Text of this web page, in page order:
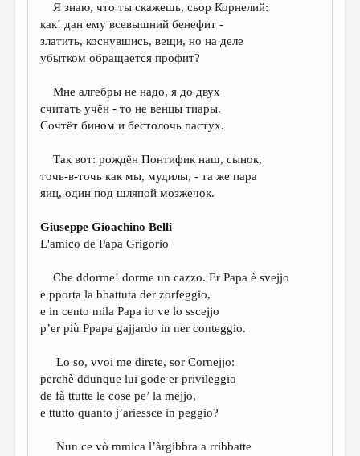
МАЛАЯ ПРОЗА
ЭССЕИСТИКА
ЛИТЕРАТУРОВЕДЕНИЕ
КУЛЬТУРОВЕДЕНИЕ
ПУБЛИЦИСТИКА
РЕЦЕНЗИРОВАНИЕ
ЦИКЛЫ ПУБЛИКАЦИЙ
МЕДИА
Я знаю, что ты скажешь, сьор Корнелий:
как! дан ему всевышний бенефит -
златить, коснувшись, вещи, но на деле
убытком обращается профит?
Мне алгебры не надо, я до двух
считать учён - то не венцы тиары.
Сочтёт бином и бестолочь пастух.
Так вот: рождён Понтифик наш, сынок,
точь-в-точь как мы, мудилы, - та же пара
яиц, один под шляпой мозжечок.
Giuseppe Gioachino Belli
L'amico de Papa Grigorio
Che ddorme! dorme un cazzo. Er Papa è svejjo
e pporta la bbattuta der zorfeggio,
e in cento mila Papa io ve lo sscejjo
p’er più Ppapa gajjardo in ner conteggio.
Lo so, vvoi me direte, sor Cornejjo:
perchè ddunque lui gode er privileggio
de fà ttutte le cose pe’ la mejjo,
e ttutto quanto j’ariessce in peggio?
Nun ce vò mmica l’àrgibbra a rribbatte